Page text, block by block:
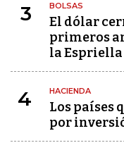
3 BOLSAS
El dólar
primeros
la Espriella
4 HACIENDA
Los países
por